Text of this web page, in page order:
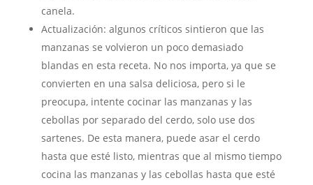
canela.
Actualización: algunos críticos sintieron que las
manzanas se volvieron un poco demasiado
blandas en esta receta. No nos importa, ya que se
convierten en una salsa deliciosa, pero si le
preocupa, intente cocinar las manzanas y las
cebollas por separado del cerdo, solo use dos
sartenes. De esta manera, puede asar el cerdo
hasta que esté listo, mientras que al mismo tiempo
cocina las manzanas y las cebollas hasta que esté